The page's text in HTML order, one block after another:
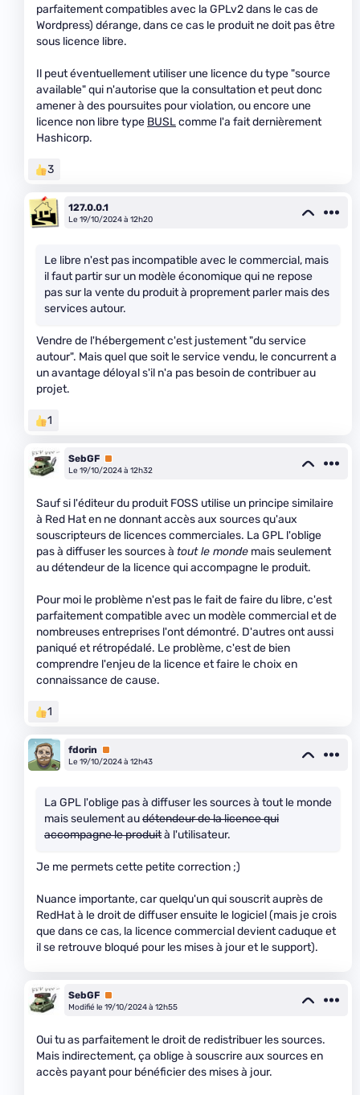
parfaitement compatibles avec la GPLv2 dans le cas de
Wordpress) dérange, dans ce cas le produit ne doit pas être
sous licence libre.
Il peut éventuellement utiliser une licence du type "source
available" qui n'autorise que la consultation et peut donc
amener à des poursuites pour violation, ou encore une
licence non libre type BUSLcomme l'a fait dernièrement
Hashicorp.
3
127.0.0.1
Le 19/10/2024 à 12h20
Le libre n'est pas incompatible avec le commercial, mais
il faut partir sur un modèle économique qui ne repose
pas sur la vente du produit à proprement parler mais des
services autour.
Vendre de l'hébergement c'est justement "du service
autour". Mais quel que soit le service vendu, le concurrent a
un avantage déloyal s'il n'a pas besoin de contribuer au
projet.
1
SebGF Premium
Le 19/10/2024 à 12h32
Sauf si l'éditeur du produit FOSS utilise un principe similaire
à Red Hat en ne donnant accès aux sources qu'aux
souscripteurs de licences commerciales. La GPL l'oblige
pas à diffuser les sources à tout le monde mais seulement
au détendeur de la licence qui accompagne le produit.
Pour moi le problème n'est pas le fait de faire du libre, c'est
parfaitement compatible avec un modèle commercial et de
nombreuses entreprises l'ont démontré. D'autres ont aussi
paniqué et rétropédalé. Le problème, c'est de bien
comprendre l'enjeu de la licence et faire le choix en
connaissance de cause.
1
fdorin
Premium
Le 19/10/2024 à 12h43
La GPL l'oblige pas à diffuser les sources à tout le monde
mais seulement audétendeur de la licence qui
accompagne le produità l'utilisateur.
Je me permets cette petite correction ;)
Nuance importante, car quelqu'un qui souscrit auprès de
RedHat à le droit de diffuser ensuite le logiciel (mais je crois
que dans ce cas, la licence commercial devient caduque et
il se retrouve bloqué pour les mises à jour et le support).
SebGF Premium
Modifié le 19/10/2024 à 12h55
Oui tu as parfaitement le droit de redistribuer les sources.
Mais indirectement, ça oblige à souscrire aux sources en
accès payant pour bénéficier des mises à jour.